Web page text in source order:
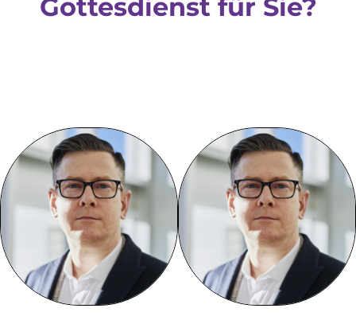
Gottesdienst für Sie?